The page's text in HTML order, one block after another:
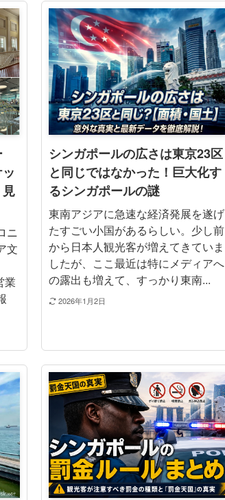
ニ
文
業
シンガポールの広さは東京23区
と同じではなかった！巨大化す
るシンガポールの謎
東南アジアに急速な経済発展を遂げ
たすごい小国があるらしい。少し前
から日本人観光客が増えてきていま
したが、ここ最近は特にメディアへ
の露出も増えて、すっかり東南...
2026年1月2日